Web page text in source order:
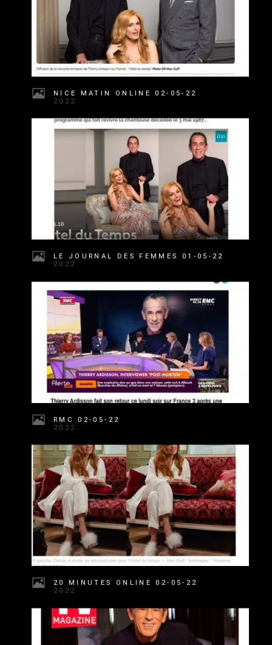
NICE MATIN ONLINE 02-05-22
2022
LE JOURNAL DES FEMMES 01-05-22
2022
RMC 02-05-22
2022
20 MINUTES ONLINE 02-05-22
2022